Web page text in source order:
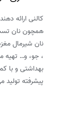
کالنی ارائه
همچون نان
نان شیرمال
، جو، و… تهیه
بهداشتی و با
پیشرفته تولید